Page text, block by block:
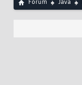
Forum
Java